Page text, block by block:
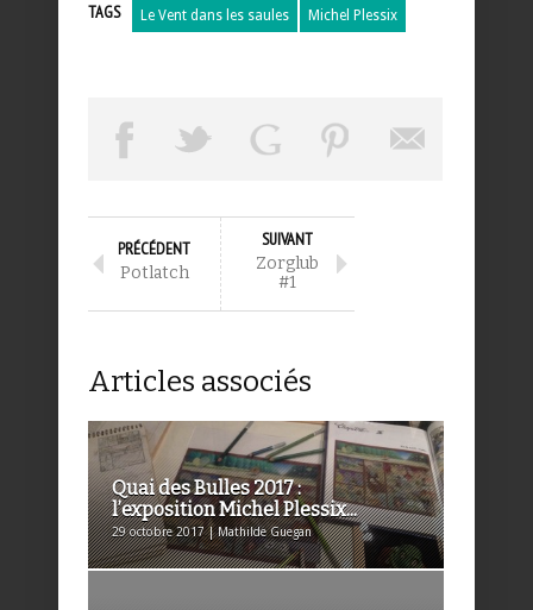
TAGS Le Vent dans les saules Michel Plessix
PRÉCÉDENT
Potlatch
SUIVANT
Zorglub
#1
Articles associés
Quai des Bulles 2017 :
l’exposition Michel Plessix...
29 octobre 2017 | Mathilde Guegan